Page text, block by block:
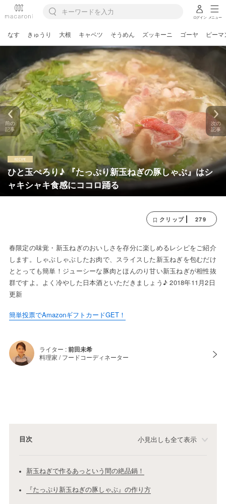
ログイン メニュー
なす きゅうり 大根 キャベツ そうめん ズッキーニ ゴーヤ ピーマ
ひと玉ぺろり♪ 『たっぷり新玉ねぎの豚しゃぶ』はシ
ャキシャキ食感にココロ踊る
前の
記事
次の
記事
クリップ 279
春限定の味覚・新玉ねぎのおいしさを存分に楽しめるレシピをご紹介
します。しゃぶしゃぶしたお肉で、スライスした新玉ねぎを包むだけ
ととっても簡単！ジューシーな豚肉とほんのり甘い新玉ねぎが相性抜
群ですよ。よく冷やした日本酒といただきましょう♪ 2018年11月2日
更新
簡単投票でAmazonギフトカードGET！
ライター :前田未希
料理家 / フードコーディネーター
目次 小見出しも全て表示
新玉ねぎで作るあっという間の絶品鍋！
『たっぷり新玉ねぎの豚しゃぶ』の作り方